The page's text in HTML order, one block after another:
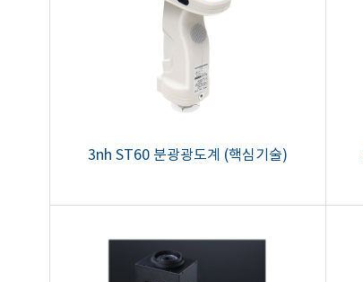
3nh ST60 분광광도계 (핵심기술)